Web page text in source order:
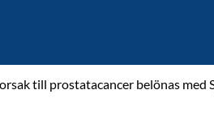
till prostatacancer belönas med